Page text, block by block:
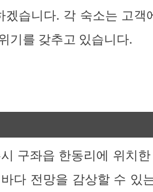
겠습니다. 각 숙소는 고객
기를 갖추고 있습니다.
구좌읍 한동리에 위치한
다 전망을 감상할 수 있